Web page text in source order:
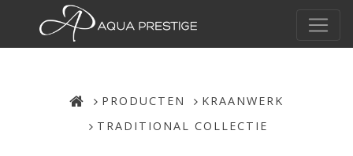
PRODUCTEN
KRAANWERK
TRADITIONAL COLLECTIE